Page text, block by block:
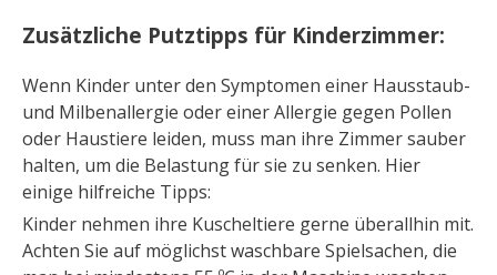
Zusätzliche Putztipps für Kinderzimmer:
Wenn Kinder unter den Symptomen einer Hausstaub-
und Milbenallergie oder einer Allergie gegen Pollen
oder Haustiere leiden, muss man ihre Zimmer sauber
halten, um die Belastung für sie zu senken. Hier
einige hilfreiche Tipps:
Kinder nehmen ihre Kuscheltiere gerne überallhin mit.
Achten Sie auf möglichst waschbare Spielsachen, die